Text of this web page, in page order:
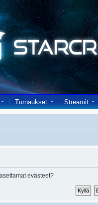
Turnaukset Streamit
evästeet?